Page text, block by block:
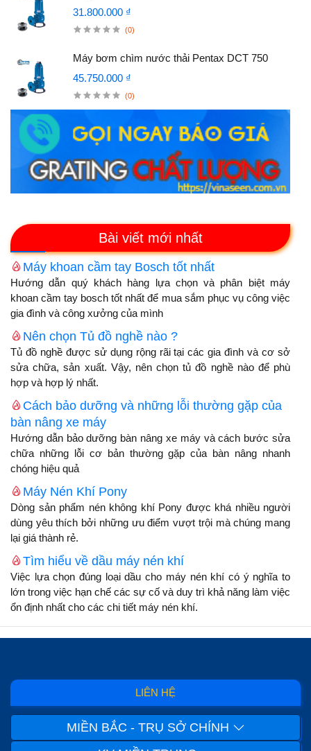
31.800.000 ₫
(0)
Máy bơm chìm nước thải Pentax DCT 750
45.750.000 ₫
(0)
Bài viết mới nhất
Máy khoan cầm tay Bosch tốt nhất
Hướng dẫn quý khách hàng lựa chọn và phân biệt máy
khoan cầm tay bosch tốt nhất để mua sắm phục vụ công việc
gia đình và công xưởng của mình
Nên chọn Tủ đồ nghề nào ?
Tủ đồ nghề được sử dụng rộng rãi tại các gia đình và cơ sở
sửa chữa, sản xuất. Vậy, nên chọn tủ đồ nghề nào để phù
hợp và hợp lý nhất.
Cách bảo dưỡng và những lỗi thường gặp của
bàn nâng xe máy
Hướng dẫn bảo dưỡng bàn nâng xe máy và cách bước sửa
chữa những lỗi cơ bản thường gặp của bàn nâng nhanh
chóng hiệu quả
Máy Nén Khí Pony
Dòng sản phẩm nén không khí Pony được khá nhiều người
dùng yêu thích bởi những ưu điểm vượt trội mà chúng mang
lại giá thành rẻ.
Tìm hiểu về dầu máy nén khí
Việc lựa chọn đúng loại dầu cho máy nén khí có ý nghĩa to
lớn trong việc hạn chế các sự cố và duy trì khả năng làm việc
ổn định nhất cho các chi tiết máy nén khí.
LIÊN HỆ
MIỀN BẮC - TRỤ SỞ CHÍNH